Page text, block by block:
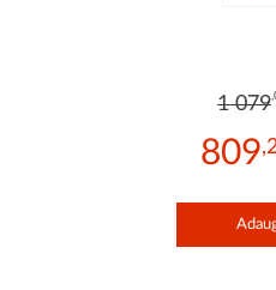
1 079
809